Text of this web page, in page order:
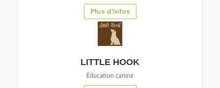
Plus d'infos
LITTLE HOOK
Éducation canine